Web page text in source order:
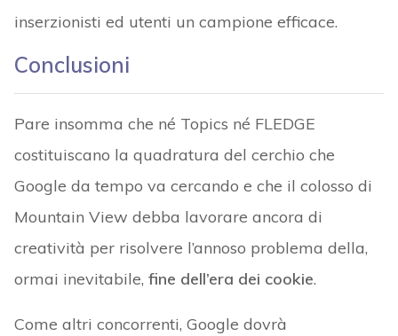
inserzionisti ed utenti un campione efficace.
Conclusioni
Pare insomma che né Topics né FLEDGE
costituiscano la quadratura del cerchio che
Google da tempo va cercando e che il colosso di
Mountain View debba lavorare ancora di
creatività per risolvere l’annoso problema della,
ormai inevitabile, fine dell’era dei cookie.
Come altri concorrenti, Google dovrà